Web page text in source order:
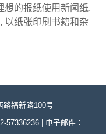
想的报纸使用新闻纸,
以纸张印刷书籍和杂
路福新路100号
57336236 | 电子邮件︰